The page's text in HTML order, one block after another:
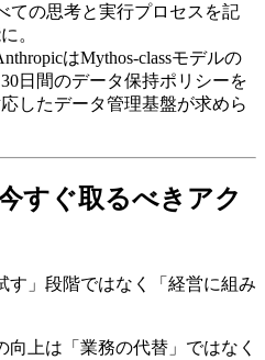
ての思考と実行プロセスを記
。
はMythos-classモデルの
日間のデータ保持ポリシーを
したデータ管理基盤が求めら
すぐ取るべきアク
す」段階ではなく「経営に組み
向上は「業務の代替」ではなく